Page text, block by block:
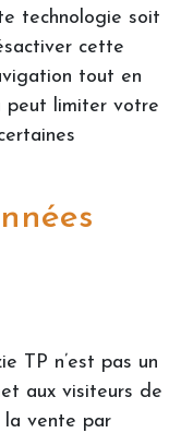
technologie soit
cette
tout en
peut limiter votre
TP n’est pas un
aux visiteurs de
la vente par